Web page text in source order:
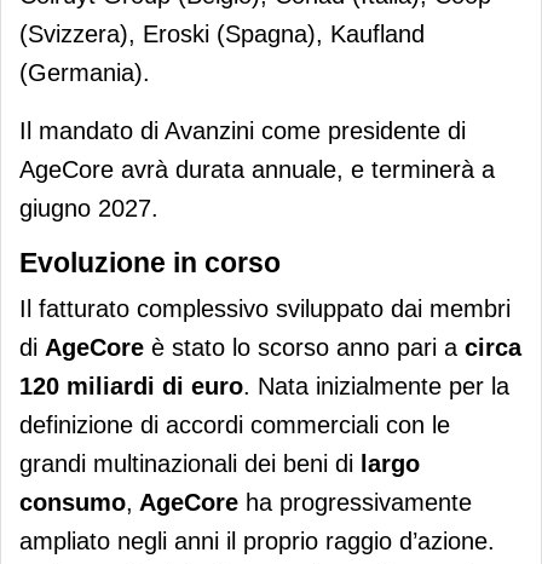
(Svizzera), Eroski (Spagna), Kaufland
(Germania).
Il mandato di Avanzini come presidente di
AgeCore avrà durata annuale, e terminerà a
giugno 2027.
Evoluzione in corso
Il fatturato complessivo sviluppato dai membri
di AgeCore è stato lo scorso anno pari a circa
120 miliardi di euro. Nata inizialmente per la
definizione di accordi commerciali con le
grandi multinazionali dei beni di largo
consumo, AgeCore ha progressivamente
ampliato negli anni il proprio raggio d’azione.